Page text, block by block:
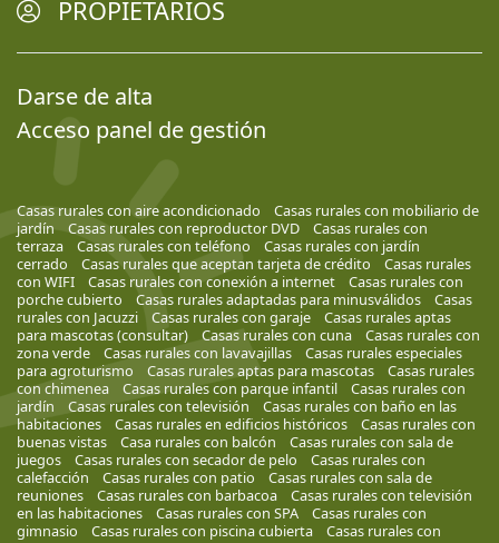
PROPIETARIOS
Darse de alta
Acceso panel de gestión
Casas rurales con aire acondicionado
Casas rurales con mobiliario de
jardín
Casas rurales con reproductor DVD
Casas rurales con
terraza
Casas rurales con teléfono
Casas rurales con jardín
cerrado
Casas rurales que aceptan tarjeta de crédito
Casas rurales
con WIFI
Casas rurales con conexión a internet
Casas rurales con
porche cubierto
Casas rurales adaptadas para minusválidos
Casas
rurales con Jacuzzi
Casas rurales con garaje
Casas rurales aptas
para mascotas (consultar)
Casas rurales con cuna
Casas rurales con
zona verde
Casas rurales con lavavajillas
Casas rurales especiales
para agroturismo
Casas rurales aptas para mascotas
Casas rurales
con chimenea
Casas rurales con parque infantil
Casas rurales con
jardín
Casas rurales con televisión
Casas rurales con baño en las
habitaciones
Casas rurales en edificios históricos
Casas rurales con
buenas vistas
Casa rurales con balcón
Casas rurales con sala de
juegos
Casas rurales con secador de pelo
Casas rurales con
calefacción
Casas rurales con patio
Casas rurales con sala de
reuniones
Casas rurales con barbacoa
Casas rurales con televisión
en las habitaciones
Casas rurales con SPA
Casas rurales con
gimnasio
Casas rurales con piscina cubierta
Casas rurales con